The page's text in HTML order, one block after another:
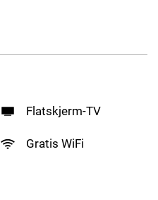
Flatskjerm-TV
Gratis WiFi